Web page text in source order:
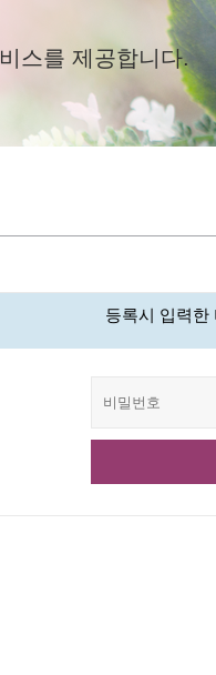
스를 제공합니다.
등록시 입력한